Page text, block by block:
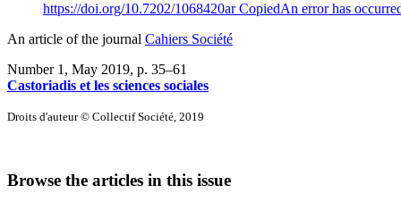
https://doi.org/10.7202/1068420arCopiedAn error has
An article of the journal Cahiers Société
Number 1, May 2019, p. 35–61
Castoriadis et les sciences sociales
Droits d'auteur © Collectif Société, 2019
Browse the articles in this issue